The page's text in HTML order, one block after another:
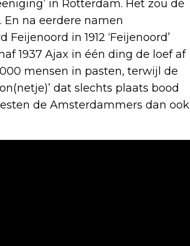
in Rotterdam. Het zou dè
na eerdere namen
in 1912 ‘Feijenoord’
1937 Ajax in één ding de loef af
mensen in pasten, terwijl de
dat slechts plaats bood
de Amsterdammers dan ook